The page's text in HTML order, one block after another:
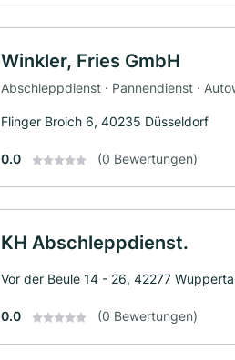
Winkler, Fries GmbH
Abschleppdienst · Pannendienst ·
Flinger Broich 6, 40235 Düsseldorf
0.0 (0 Bewertungen)
KH Abschleppdienst.
Vor der Beule 14 - 26, 42277
0.0 (0 Bewertungen)